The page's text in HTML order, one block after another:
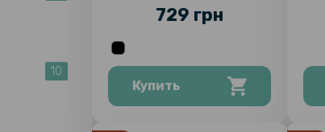
10
729 грн
Купить